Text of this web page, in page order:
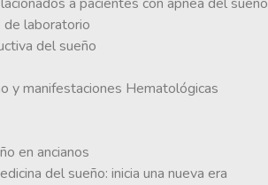
laboratorio
del sueño
y manifestaciones Hematológicas
en ancianos
del sueño: inicia una nueva era